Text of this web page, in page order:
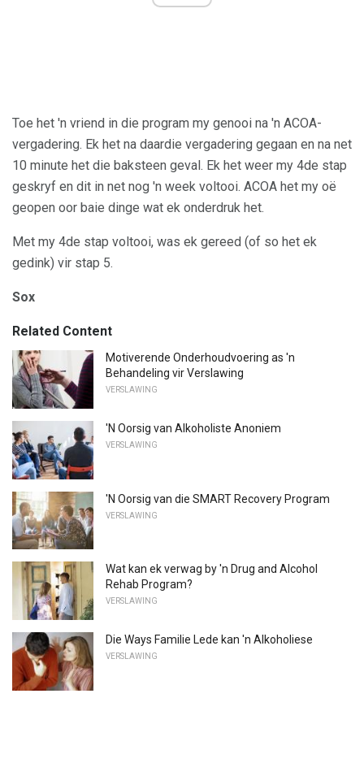
Toe het 'n vriend in die program my genooi na 'n ACOA-
vergadering. Ek het na daardie vergadering gegaan en na net
10 minute het die baksteen geval. Ek het weer my 4de stap
geskryf en dit in net nog 'n week voltooi. ACOA het my oë
geopen oor baie dinge wat ek onderdruk het.
Met my 4de stap voltooi, was ek gereed (of so het ek
gedink) vir stap 5.
Sox
Related Content
Motiverende Onderhoudvoering as 'n
Behandeling vir Verslawing
VERSLAWING
'N Oorsig van Alkoholiste Anoniem
VERSLAWING
'N Oorsig van die SMART Recovery Program
VERSLAWING
Wat kan ek verwag by 'n Drug and Alcohol
Rehab Program?
VERSLAWING
Die Ways Familie Lede kan 'n Alkoholiese
VERSLAWING